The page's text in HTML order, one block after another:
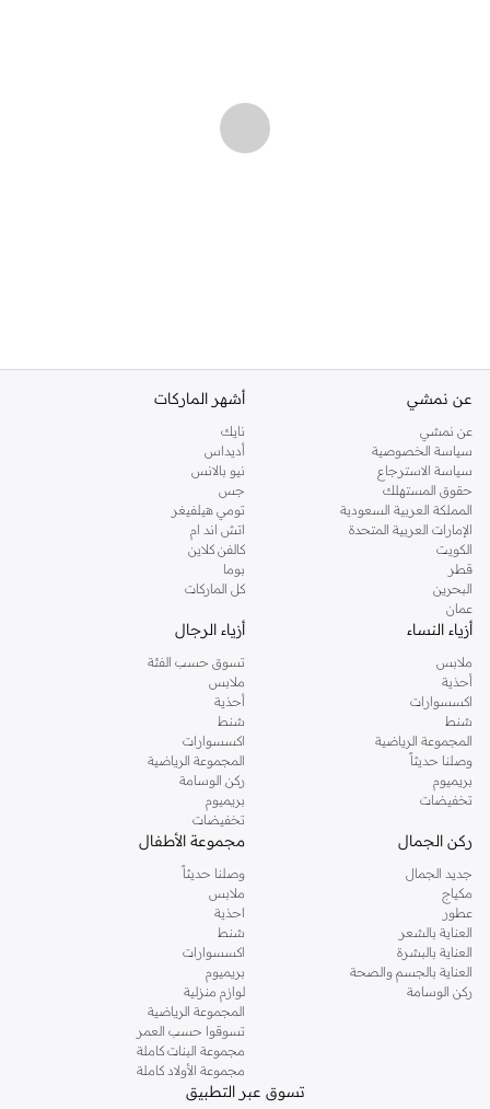
عن نمشي
عن نمشي
سياسة الخصوصية
سياسة الاسترجاع
حقوق المستهلك
المملكة العربية السعودية
الإمارات العربية المتحدة
الكويت
قطر
البحرين
عمان
أشهر الماركات
نايك
أديداس
نيو بالانس
جس
تومي هيلفيغر
اتش اند ام
كالفن كلاين
بوما
كل الماركات
أزياء النساء
ملابس
أحذية
اكسسوارات
شنط
المجموعة الرياضية
وصلنا حديثاً
بريميوم
تخفيضات
أزياء الرجال
تسوق حسب الفئة
ملابس
أحذية
شنط
اكسسوارات
المجموعة الرياضية
ركن الوسامة
بريميوم
تخفيضات
ركن الجمال
جديد الجمال
مكياج
عطور
العناية بالشعر
العناية بالبشرة
العناية بالجسم والصحة
ركن الوسامة
مجموعة الأطفال
وصلنا حديثاً
ملابس
احذية
شنط
اكسسوارات
بريميوم
لوازم منزلية
المجموعة الرياضية
تسوقوا حسب العمر
مجموعة البنات كاملة
مجموعة الأولاد كاملة
تسوق عبر التطبيق